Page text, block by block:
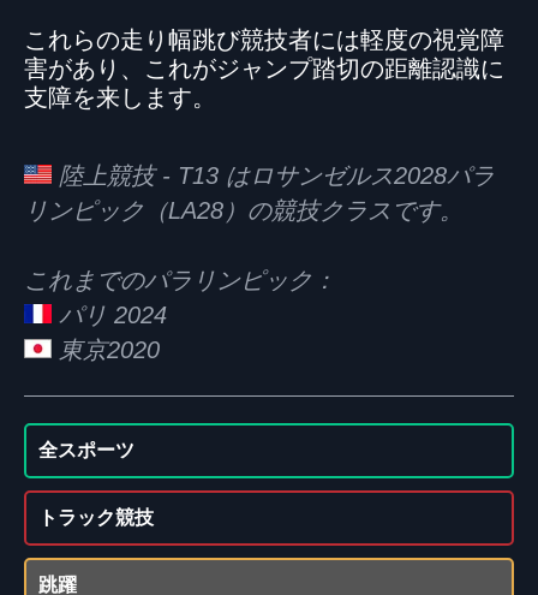
これらの走り幅跳び競技者には軽度の視覚障
害があり、これがジャンプ踏切の距離認識に
支障を来します。
陸上競技 - T13 はロサンゼルス2028パラ
リンピック（LA28）の競技クラスです。
これまでのパラリンピック：
パリ 2024
東京2020
全スポーツ
トラック競技
跳躍